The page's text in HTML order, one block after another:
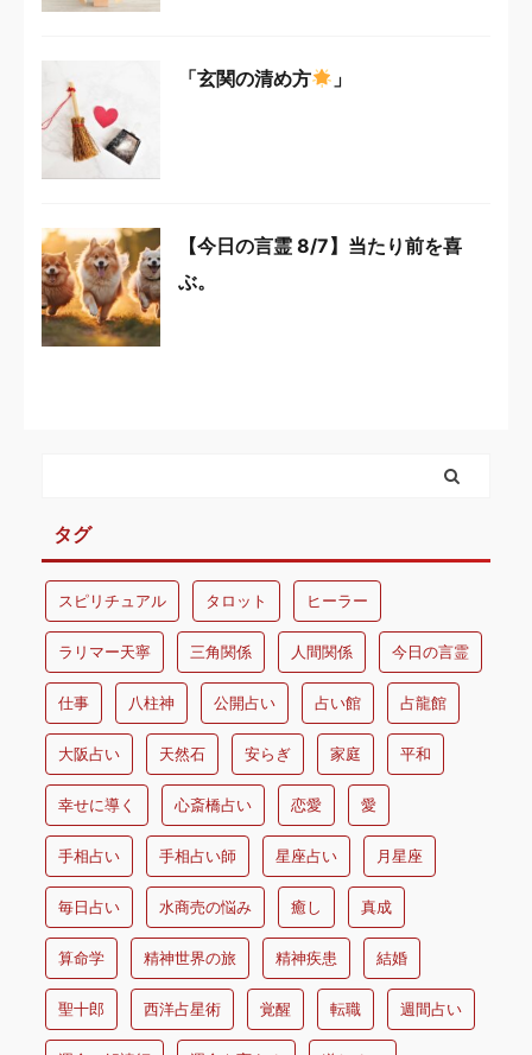
「玄関の清め方 」
【今日の言霊 8/7】当たり前を喜
ぶ。
タグ
スピリチュアル タロット ヒーラー
ラリマー天寧 三角関係 人間関係 今日の言霊
仕事 八柱神 公開占い 占い館 占龍館
大阪占い 天然石 安らぎ 家庭 平和
幸せに導く 心斎橋占い 恋愛 愛
手相占い 手相占い師 星座占い 月星座
毎日占い 水商売の悩み 癒し 真成
算命学 精神世界の旅 精神疾患 結婚
聖十郎 西洋占星術 覚醒 転職 週間占い